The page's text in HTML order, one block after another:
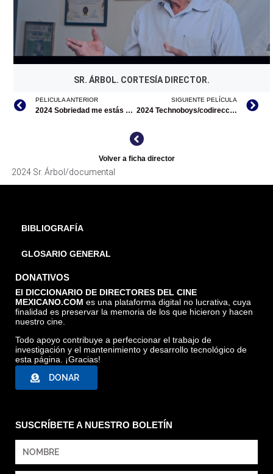
SR. ÁRBOL. CORTESÍA DIRECTOR.
PELICULA ANTERIOR
2024 Sobriedad me estás matando
SIGUIENTE PELÍCULA
2024 Technoboys/codirección
Volver a ficha director
2024 Sr. Árbol/documental
BIBLIOGRAFÍA
GLOSARIO GENERAL
DONATIVOS
El DICCIONARIO DE DIRECTORES DEL CINE
MEXICANO.COM es una plataforma digital no lucrativa, cuya
finalidad es preservar la memoria de los que hicieron y hacen
nuestro cine.
Todo apoyo contribuye a perfeccionar el trabajo de
investigación y el mantenimiento y desarrollo tecnológico de
esta página. ¡Gracias!
DONAR
SUSCRÍBETE A NUESTRO BOLETÍN